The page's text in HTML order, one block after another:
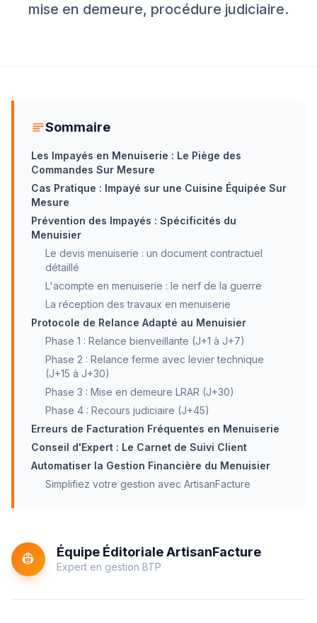
mise en demeure, procédure judiciaire.
Sommaire
Les Impayés en Menuiserie : Le Piège des
Commandes Sur Mesure
Cas Pratique : Impayé sur une Cuisine Équipée Sur
Mesure
Prévention des Impayés : Spécificités du
Menuisier
Le devis menuiserie : un document contractuel
détaillé
L'acompte en menuiserie : le nerf de la guerre
La réception des travaux en menuiserie
Protocole de Relance Adapté au Menuisier
Phase 1 : Relance bienveillante (J+1 à J+7)
Phase 2 : Relance ferme avec levier technique
(J+15 à J+30)
Phase 3 : Mise en demeure LRAR (J+30)
Phase 4 : Recours judiciaire (J+45)
Erreurs de Facturation Fréquentes en Menuiserie
Conseil d'Expert : Le Carnet de Suivi Client
Automatiser la Gestion Financière du Menuisier
Simplifiez votre gestion avec ArtisanFacture
👷 Équipe Éditoriale ArtisanFacture
Expert en gestion BTP